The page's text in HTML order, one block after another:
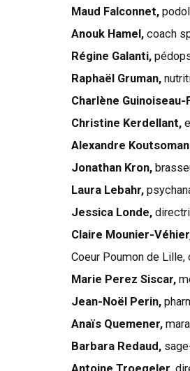
Maud Falconnet,
Anouk Hamel, coach
Régine Galanti,
Raphaël Gruman,
Charlène Guinoiseau-
Christine Kerdellant,
Alexandre
Jonathan Kron,
Laura Lebahr,
Jessica Londe,
Claire Mounier-
Coeur Poumon de
Marie Perez Siscar,
Jean-Noël Perin,
Anaïs Quemener,
Barbara Redaud,